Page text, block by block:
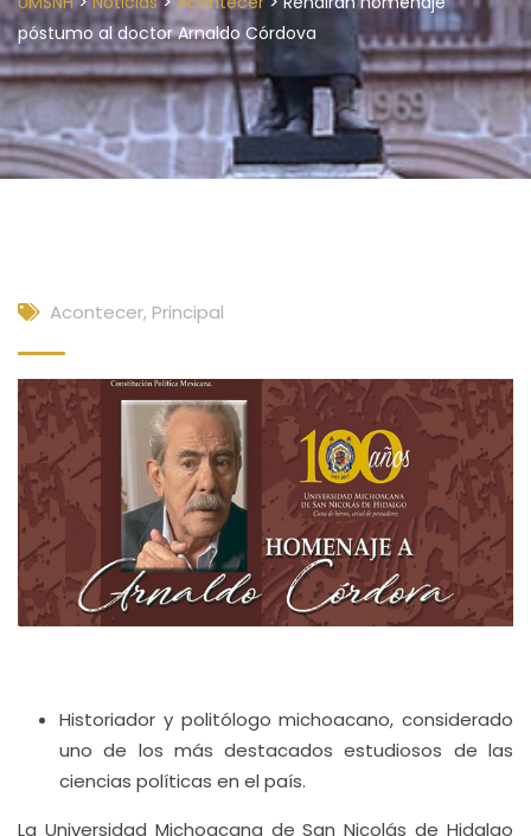
póstumo al doctor Arnaldo Córdova
Acontecer, Principal
Historiador y politólogo michoacano, considerado
uno de los más destacados estudiosos de las
ciencias políticas en el país.
La Universidad Michoacana de San Nicolás de Hidalgo